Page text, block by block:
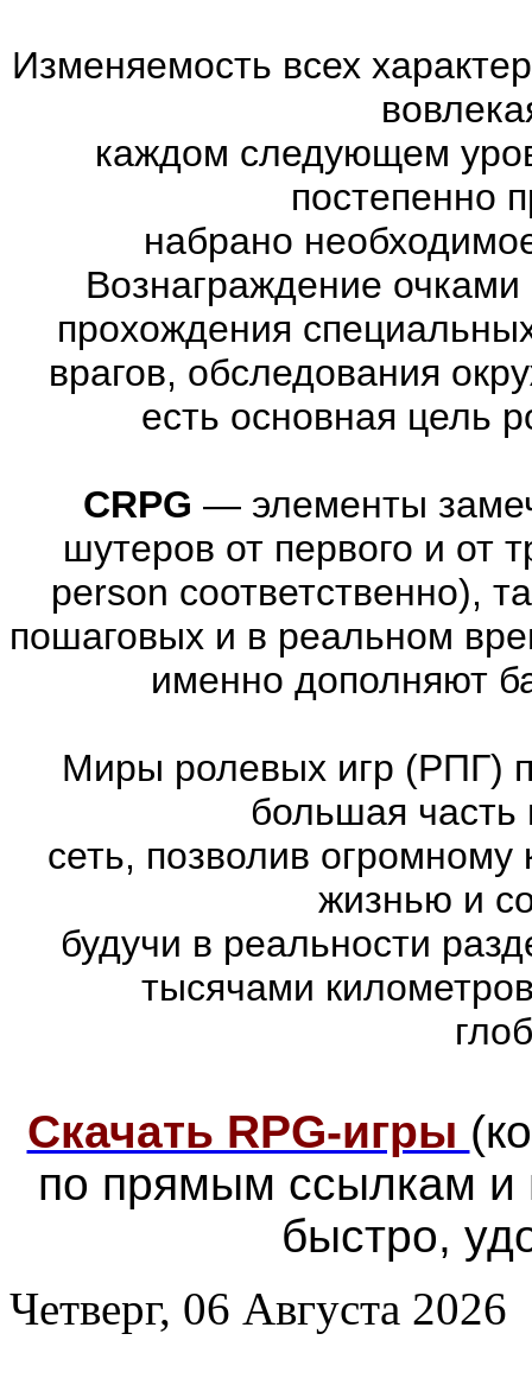
Изменяемость всех
каждом следующем
постепенно
набрано
Вознаграждение
прохождения
врагов, обследования
есть основная цель
CRPG — элементы
шутеров от первого и от
person соответственно),
пошаговых и в реальном
именно дополняют
Миры ролевых игр (РПГ)
большая часть
сеть, позволив огромному
жизнью и
будучи в реальности
тысячами
Скачать RPG-игры
по прямым ссылкам и
быстро,
Четверг, 06 Августа 2026